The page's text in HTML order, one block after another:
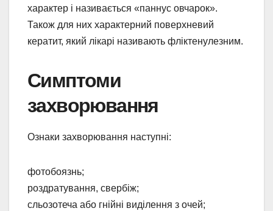
характер і називається «паннус овчарок».
Також для них характерний поверхневий
кератит, який лікарі називають фліктенулезним.
Симптоми
захворювання
Ознаки захворювання наступні:
фотобоязнь;
роздратування, свербіж;
сльозотеча або гнійні виділення з очей;